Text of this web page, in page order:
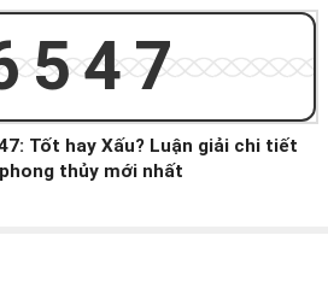
Tốt hay Xấu? Luận giải chi tiết
thủy mới nhất